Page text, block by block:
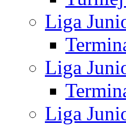
Liga
Liga
Liga